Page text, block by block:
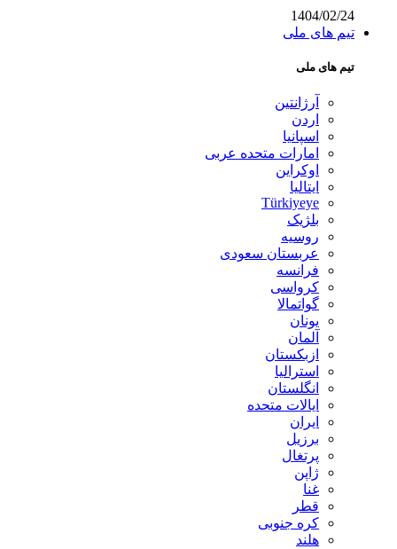
1404/02/24
تیم های ملی
تیم های ملی
آرژانتین
اردن
اسپانیا
امارات متحده عربی
اوکراین
ایتالیا
Türkiyeye
بلژیک
روسیه
عربستان سعودی
فرانسه
کرواسی
گواتمالا
یونان
آلمان
ازبکستان
استرالیا
انگلستان
ایالات متحده
ایران
برزیل
پرتغال
ژاپن
غنا
قطر
کره جنوبی
هلند